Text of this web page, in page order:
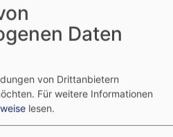
Daten
von Drittanbietern
Für weitere Informationen
lesen.